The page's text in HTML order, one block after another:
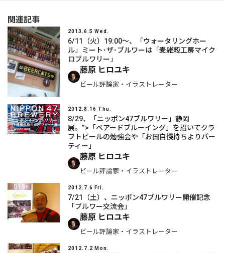
関連記事
2013.6.5 Wed.
6/11（火）19:00～、「ウォータリングホー
ル」ミート･ザ･ブルワーは「麦雑穀工房マイク
ロブルワリー」
藤原 ヒロユキ
ビール評論家・イラストレーター
2012.8.16 Thu.
8/29、「ニッポン47ブルワリー」静岡
展。”>「ベアードブルーイング」を招いてクラ
フトビールの勉強会や「お国自慢持ちよりパー
ティー」
藤原 ヒロユキ
ビール評論家・イラストレーター
2012.7.6 Fri.
7/21（土）、ニッポン47ブルワリー開催記念
「ブルワー交流会」
藤原 ヒロユキ
ビール評論家・イラストレーター
2012.7.2 Mon.